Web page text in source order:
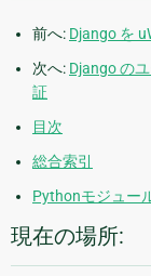
前へ: Django を
次へ: Django の
証
目次
総合索引
Pythonモジュー
現在の場所: